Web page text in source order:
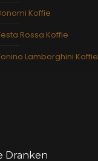
Koffie
Rossa Koffie
Lamborghini Koffie
Dranken